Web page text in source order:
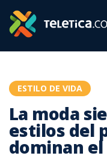
ESTILO DE VIDA
La moda
estilos del
dominan